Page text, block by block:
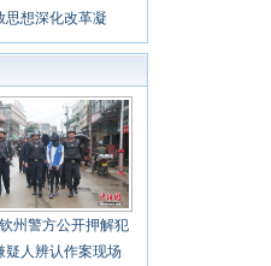
思想深化改革凝
国特色社会主义
州警方公开押解犯
疑人辨认作案现场